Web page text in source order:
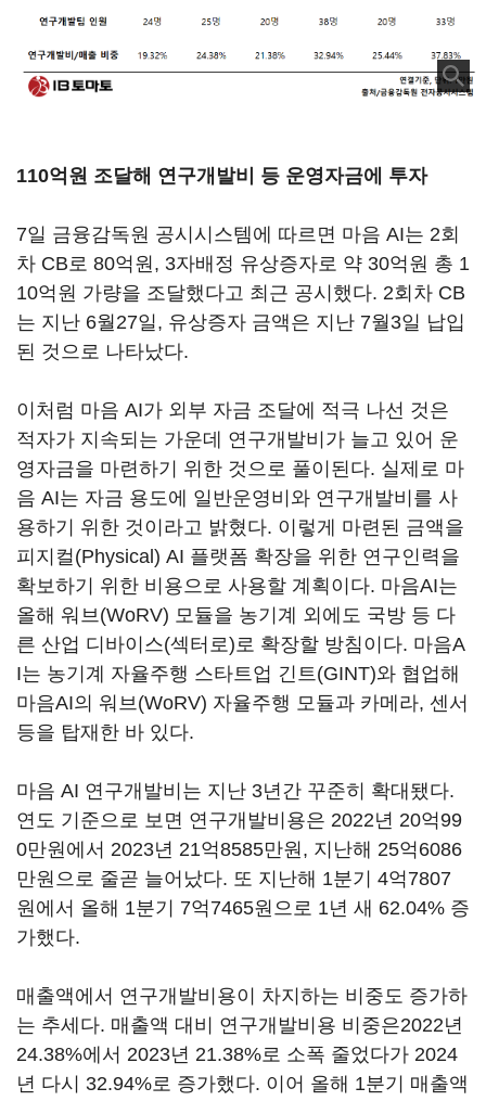
110억원 조달해 연구개발비 등 운영자금에 투자
7일 금융감독원 공시시스템에 따르면 마음 AI는 2회
차 CB로 80억원, 3자배정 유상증자로 약 30억원 총 1
10억원 가량을 조달했다고 최근 공시했다. 2회차 CB
는 지난 6월27일, 유상증자 금액은 지난 7월3일 납입
된 것으로 나타났다.
이처럼 마음 AI가 외부 자금 조달에 적극 나선 것은
적자가 지속되는 가운데 연구개발비가 늘고 있어 운
영자금을 마련하기 위한 것으로 풀이된다. 실제로 마
음 AI는 자금 용도에 일반운영비와 연구개발비를 사
용하기 위한 것이라고 밝혔다. 이렇게 마련된 금액을
피지컬(Physical) AI 플랫폼 확장을 위한 연구인력을
확보하기 위한 비용으로 사용할 계획이다. 마음AI는
올해 워브(WoRV) 모듈을 농기계 외에도 국방 등 다
른 산업 디바이스(섹터로)로 확장할 방침이다. 마음A
I는 농기계 자율주행 스타트업 긴트(GINT)와 협업해
마음AI의 워브(WoRV) 자율주행 모듈과 카메라, 센서
등을 탑재한 바 있다.
마음 AI 연구개발비는 지난 3년간 꾸준히 확대됐다.
연도 기준으로 보면 연구개발비용은 2022년 20억99
0만원에서 2023년 21억8585만원, 지난해 25억6086
만원으로 줄곧 늘어났다. 또 지난해 1분기 4억7807
원에서 올해 1분기 7억7465원으로 1년 새 62.04% 증
가했다.
매출액에서 연구개발비용이 차지하는 비중도 증가하
는 추세다. 매출액 대비 연구개발비용 비중은2022년
24.38%에서 2023년 21.38%로 소폭 줄었다가 2024
년 다시 32.94%로 증가했다. 이어 올해 1분기 매출액